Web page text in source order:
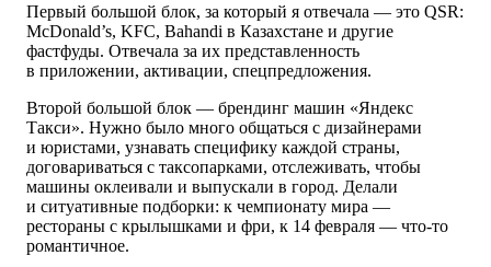
Первый большой блок, за который я отвечала — это QSR:
McDonald’s, KFC, Bahandi в Казахстане и другие
фастфуды. Отвечала за их представленность
в приложении, активации, спецпредложения.
Второй большой блок — брендинг машин «Яндекс
Такси». Нужно было много общаться с дизайнерами
и юристами, узнавать специфику каждой страны,
договариваться с таксопарками, отслеживать, чтобы
машины оклеивали и выпускали в город. Делали
и ситуативные подборки: к чемпионату мира —
рестораны с крылышками и фри, к 14 февраля — что-то
романтичное.